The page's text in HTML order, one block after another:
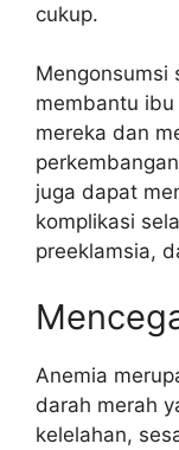
cukup.
Mengonsumsi
membantu
mereka dan
juga dapat
komplikasi
preeklamsia,
Anemia
darah merah
kelelahan,